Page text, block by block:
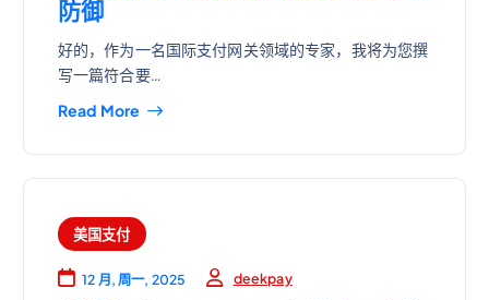
防御
好的，作为一名国际支付网关领域的专家，我将为您撰
写一篇符合要…
Read More
美国支付
12 月, 周一, 2025 deekpay